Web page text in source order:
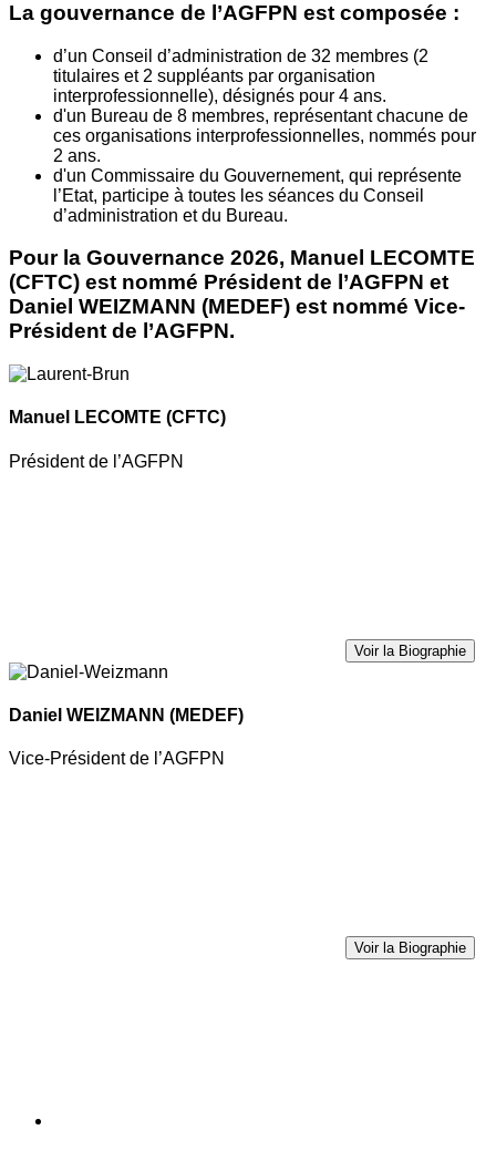
La gouvernance de l’AGFPN est composée :
d’un Conseil d’administration de 32 membres (2
titulaires et 2 suppléants par organisation
interprofessionnelle), désignés pour 4 ans.
d'un Bureau de 8 membres, représentant chacune de
ces organisations interprofessionnelles, nommés pour
2 ans.
d'un Commissaire du Gouvernement, qui représente
l’Etat, participe à toutes les séances du Conseil
d’administration et du Bureau.
Pour la Gouvernance 2026, Manuel LECOMTE
(CFTC) est nommé Président de l’AGFPN et
Daniel WEIZMANN (MEDEF) est nommé Vice-
Président de l’AGFPN.
Manuel LECOMTE (CFTC)
Président de l’AGFPN
Voir la Biographie
Daniel WEIZMANN (MEDEF)
Vice-Président de l’AGFPN
Voir la Biographie